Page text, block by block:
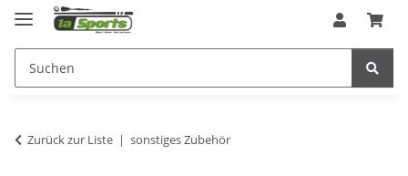
Zurück zur Liste sonstiges Zubehör